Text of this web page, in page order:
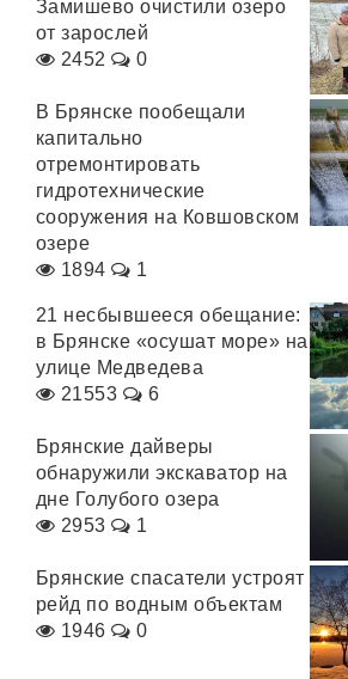
Замишево очистили озеро
от зарослей
2452
0
В Брянске пообещали
капитально
отремонтировать
гидротехнические
сооружения на Ковшовском
озере
1894
1
21 несбывшееся обещание:
в Брянске «осушат море» на
улице Медведева
21553
6
Брянские дайверы
обнаружили экскаватор на
дне Голубого озера
2953
1
Брянские спасатели устроят
рейд по водным объектам
1946
0